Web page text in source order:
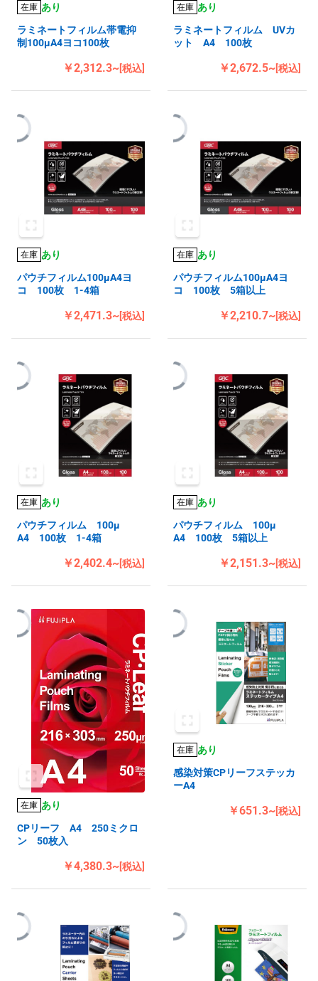
在庫 あり
ラミネートフィルム帯電抑
制100μA4ヨコ100枚
￥2,312.3~[税込]
在庫 あり
ラミネートフィルム UVカ
ット A4 100枚
￥2,672.5~[税込]
在庫 あり
パウチフィルム100μA4ヨ
コ 100枚 1-4箱
￥2,471.3~[税込]
在庫 あり
パウチフィルム100μA4ヨ
コ 100枚 5箱以上
￥2,210.7~[税込]
在庫 あり
パウチフィルム 100μ
A4 100枚 1-4箱
￥2,402.4~[税込]
在庫 あり
パウチフィルム 100μ
A4 100枚 5箱以上
￥2,151.3~[税込]
在庫 あり
CPリーフ A4 250ミクロ
ン 50枚入
￥4,380.3~[税込]
在庫 あり
感染対策CPリーフステッカ
ーA4
￥651.3~[税込]